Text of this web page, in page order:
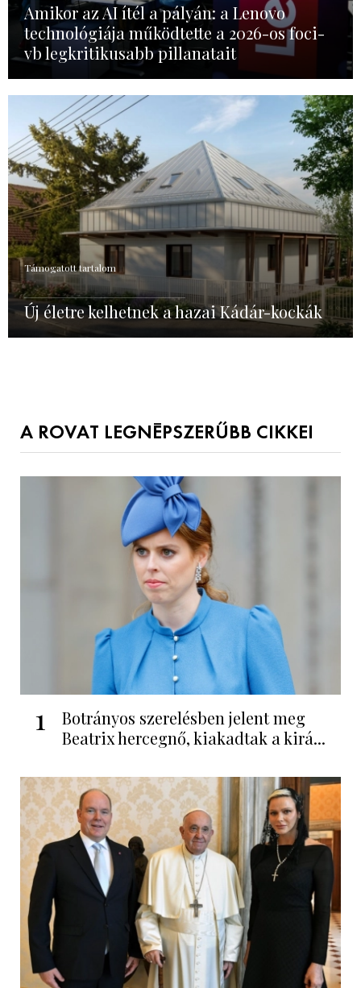
Amikor az AI ítél a pályán: a Lenovo
technológiája működtette a 2026-os foci-
vb legkritikusabb pillanatait
Támogatott tartalom
Új életre kelhetnek a hazai Kádár-kockák
A ROVAT LEGNÉPSZERŰBB CIKKEI
1
Botrányos szerelésben jelent meg
Beatrix hercegnő, kiakadtak a kirá...